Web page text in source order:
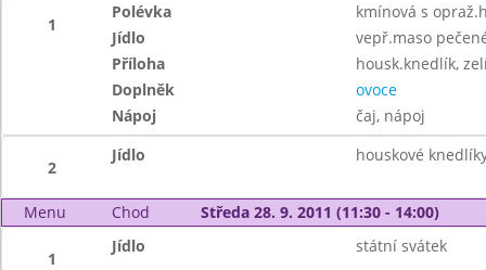
1
Polévka
kmínová s
Jídlo
vepř.maso
Příloha
housk.knedlík,
Doplněk
ovoce
Nápoj
čaj, nápoj
2
Jídlo houskové
Menu Chod Středa 28. 9. 2011 (11:30 - 14:00)
1
Jídlo státní svátek